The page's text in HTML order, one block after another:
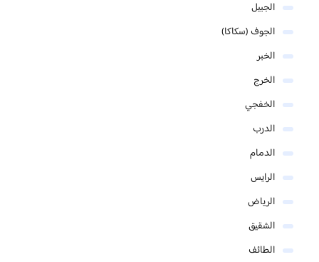
الجبيل
الجوف (سكاكا)
الخبر
الخرج
الخفجي
الدرب
الدمام
الرايس
الرياض
الشقيق
الطائف